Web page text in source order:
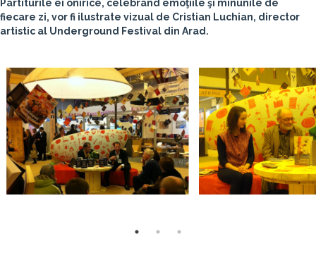
Partiturile ei onirice, celebrând emoţiile şi minunile de
fiecare zi, vor fi ilustrate vizual de Cristian Luchian, director
artistic al Underground Festival din Arad.